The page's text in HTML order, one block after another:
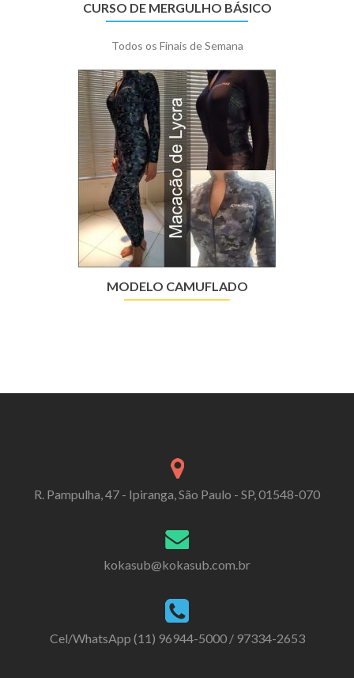
CURSO DE MERGULHO BÁSICO
Todos os Finais de Semana
MODELO CAMUFLADO
R. Pampulha, 47 - Ipiranga, São Paulo - SP, 01548-070
kokasub@kokasub.com.br
Cel/WhatsApp (11) 96944-5000 / 97334-2653